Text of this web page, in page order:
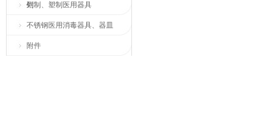
列
铝制、塑制医用器具
不锈钢医用消毒器具、器皿
附件